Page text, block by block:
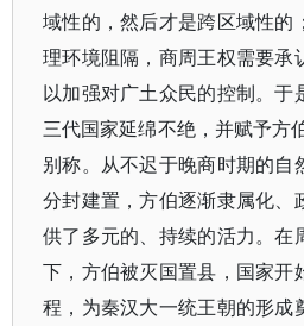
域性的，然后才是跨区域性的
理环境阻隔，商周王权需要承
以加强对广土众民的控制。于
三代国家延绵不绝，并赋予方
别称。从不迟于晚商时期的自
分封建置，方伯逐渐隶属化、
供了多元的、持续的活力。在
下，方伯被灭国置县，国家开
程，为秦汉大一统王朝的形成